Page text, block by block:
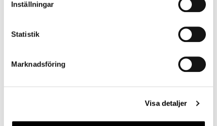
Inställningar
Statistik
Marknadsföring
Visa detaljer